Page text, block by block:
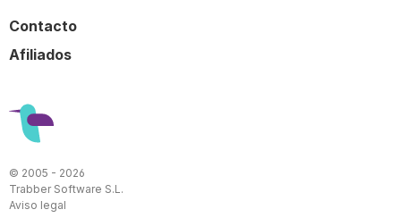
Contacto
Afiliados
© 2005 - 2026
Trabber Software S.L.
Aviso legal